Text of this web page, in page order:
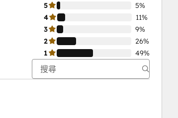
5
5%
4
11%
3
9%
2
26%
1
49%